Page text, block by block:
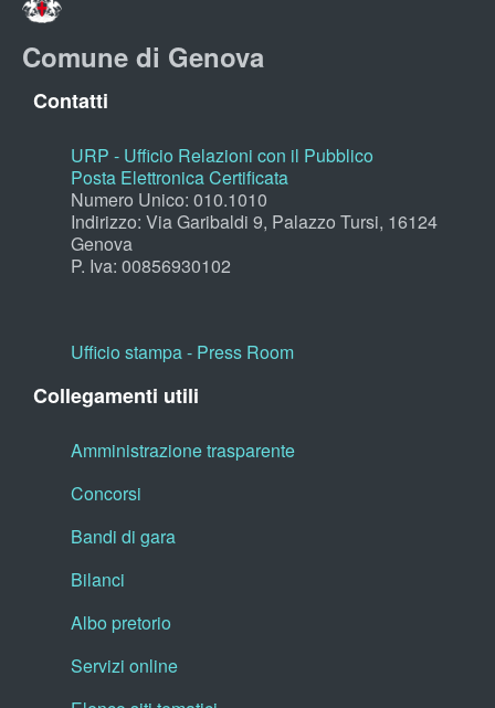
Comune di Genova
Contatti
URP - Ufficio Relazioni con il Pubblico
Posta Elettronica Certificata
Numero Unico: 010.1010
Indirizzo: Via Garibaldi 9, Palazzo Tursi, 16124
Genova
P. Iva: 00856930102
Ufficio stampa - Press Room
Collegamenti utili
Amministrazione trasparente
Concorsi
Bandi di gara
Bilanci
Albo pretorio
Servizi online